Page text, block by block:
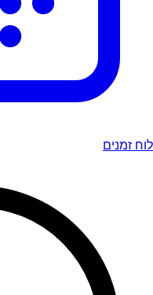
לוח זמנים